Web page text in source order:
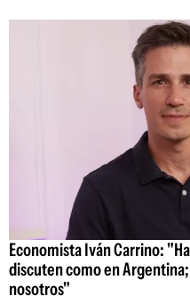
Economista Iván Carrino:
discuten como en
nosotros"